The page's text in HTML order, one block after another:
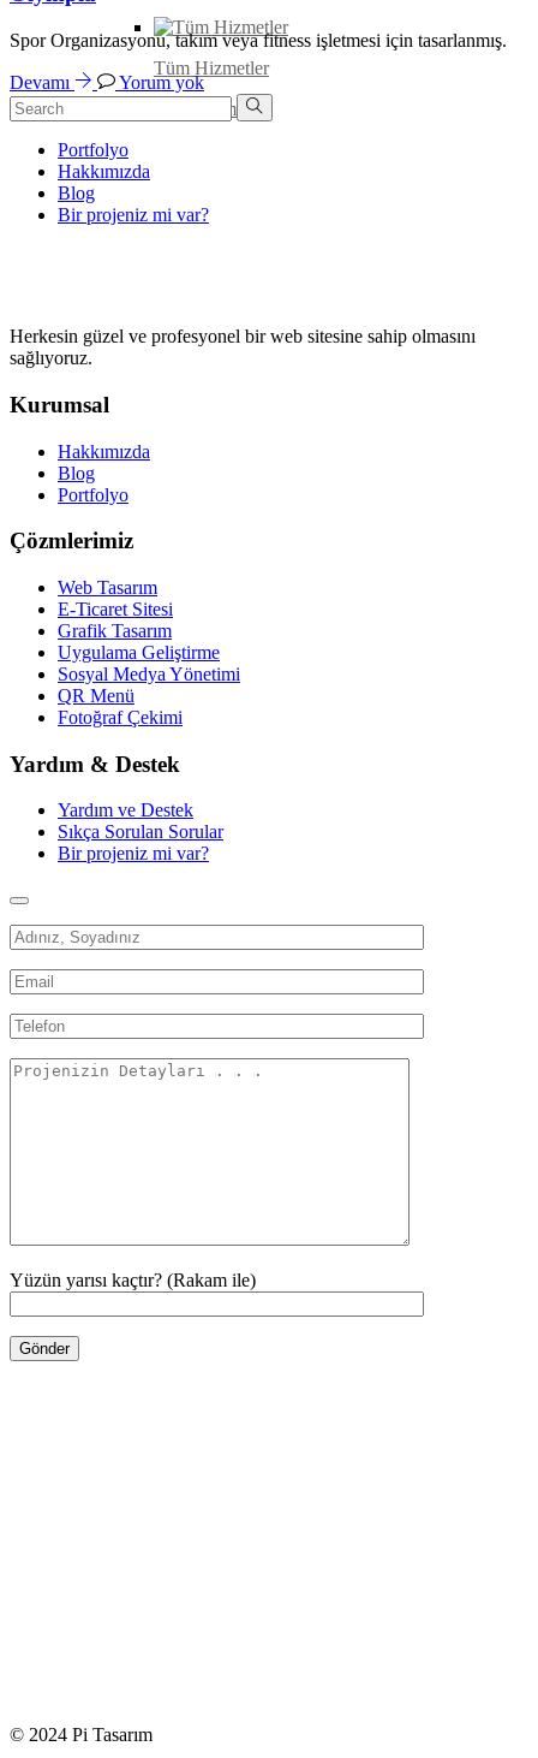
Tüm Hizmetler
Tüm Hizmetler
Portfolyo
Hakkımızda
Blog
Bir projeniz mi var?
Spor Organizasyonu, takım veya fitness işletmesi için tasarlanmış.
Devamı Yorum yok
Herkesin güzel ve profesyonel bir web sitesine sahip olmasını
sağlıyoruz.
Kurumsal
Hakkımızda
Blog
Portfolyo
Çözmlerimiz
Web Tasarım
E-Ticaret Sitesi
Grafik Tasarım
Uygulama Geliştirme
Sosyal Medya Yönetimi
QR Menü
Fotoğraf Çekimi
Yardım & Destek
Yardım ve Destek
Sıkça Sorulan Sorular
Bir projeniz mi var?
Yüzün yarısı kaçtır? (Rakam ile)
© 2024 Pi Tasarım